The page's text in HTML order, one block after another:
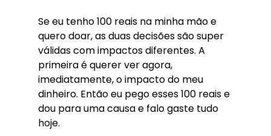
Se eu tenho 100 reais na minha mão e
quero doar, as duas decisões são super
válidas com impactos diferentes. A
primeira é querer ver agora,
imediatamente, o impacto do meu
dinheiro. Então eu pego esses 100 reais e
dou para uma causa e falo gaste tudo
hoje.